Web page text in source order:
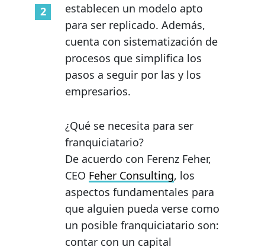
establecen un modelo apto
para ser replicado. Además,
cuenta con sistematización de
procesos que simplifica los
pasos a seguir por las y los
empresarios.
¿Qué se necesita para ser
franquiciatario?
De acuerdo con Ferenz Feher,
CEO Feher Consulting, los
aspectos fundamentales para
que alguien pueda verse como
un posible franquiciatario son:
contar con un capital